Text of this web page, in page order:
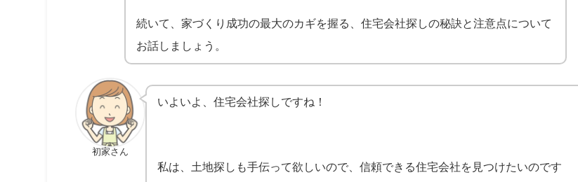
続いて、家づくり成功の最大のカギを握る、住宅会社探しの秘訣と注意点について
お話しましょう。
初家さん
いよいよ、住宅会社探しですね！
私は、土地探しも手伝って欲しいので、信頼できる住宅会社を見つけたいのです